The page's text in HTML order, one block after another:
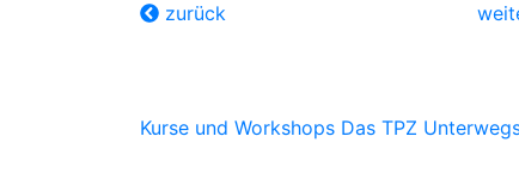
zurück
Kurse und Workshops Das TPZ